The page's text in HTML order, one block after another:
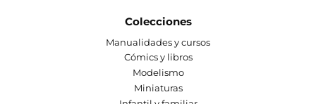
Colecciones
Manualidades y cursos
Cómics y libros
Modelismo
Miniaturas